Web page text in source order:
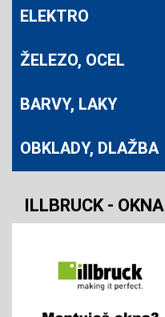
ELEKTRO
ŽELEZO, OCEL
BARVY, LAKY
OBKLADY, DLAŽBA
ILLBRUCK - OKNA